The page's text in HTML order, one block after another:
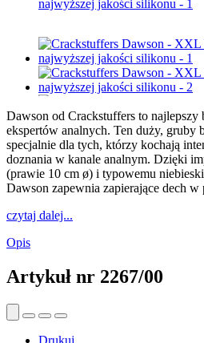
Dawson od Crackstuffers to
ekspertów analnych. Ten duży, gruby
specjalnie dla tych, którzy kochają
doznania w kanale analnym. Dzięki
(prawie 10 cm ø) i typowemu
Dawson zapewnia zapierające dech w
czytaj dalej...
Opis
Artykuł nr 2267/00
Drukuj